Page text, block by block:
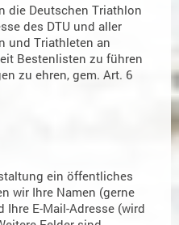
die Deutschen Triathlon
des DTU und aller
und Triathleten an
Bestenlisten zu führen
zu ehren, gem. Art. 6
ein öffentliches
wir Ihre Namen (gerne
E-Mail-Adresse (wird